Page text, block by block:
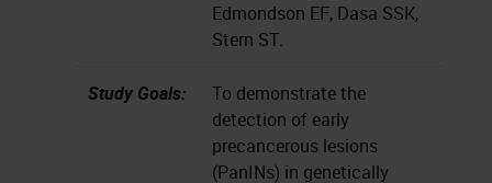
Edmondson EF, Dasa SSK,
Stern ST.
Study Goals:
To demonstrate the
detection of early
precancerous lesions
(PanINs) in genetically